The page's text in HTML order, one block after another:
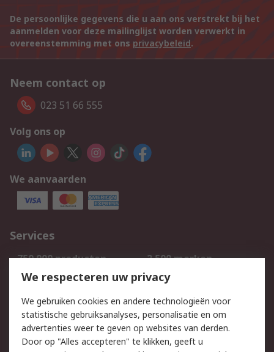
De persoonlijke gegevens die u aan ons verstrekt bij het
aanmelden voor deze mailinglijst worden verwerkt in
overeenstemming met ons privacybeleid.
Neem contact op
023 51 66 555
Volg ons op
We aanvaarden
Services
750.000 producten
2.500 merken
Bestellen
Inkoopoplossingen
Track & Trace
Wettelijk
We respecteren uw privacy
We gebruiken cookies en andere technologieën voor
statistische gebruiksanalyses, personalisatie en om
advertenties weer te geven op websites van derden.
Door op "Alles accepteren" te klikken, geeft u